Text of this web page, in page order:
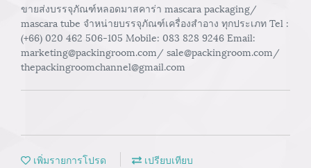
ขายส่งบรรจุภัณฑ์หลอดมาสคาร่า mascara packaging/
mascara tube จำหน่ายบรรจุภัณฑ์เครื่องสำอาง ทุกประเภท Tel :
(+66) 020 462 506-105 Mobile: 083 828 9246 Email:
marketing@packingroom.com/ sale@packingroom.com/
thepackingroomchannel@gmail.com
เพิ่มรายการโปรด เปรียบเทียบ